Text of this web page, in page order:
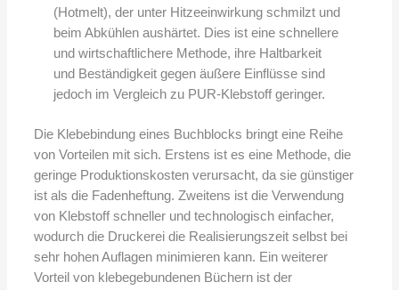
(Hotmelt), der unter Hitzeeinwirkung schmilzt und
beim Abkühlen aushärtet. Dies ist eine schnellere
und wirtschaftlichere Methode, ihre Haltbarkeit
und Beständigkeit gegen äußere Einflüsse sind
jedoch im Vergleich zu PUR-Klebstoff geringer.
Die Klebebindung eines Buchblocks bringt eine Reihe
von Vorteilen mit sich. Erstens ist es eine Methode, die
geringe Produktionskosten verursacht, da sie günstiger
ist als die Fadenheftung. Zweitens ist die Verwendung
von Klebstoff schneller und technologisch einfacher,
wodurch die Druckerei die Realisierungszeit selbst bei
sehr hohen Auflagen minimieren kann. Ein weiterer
Vorteil von klebegebundenen Büchern ist der